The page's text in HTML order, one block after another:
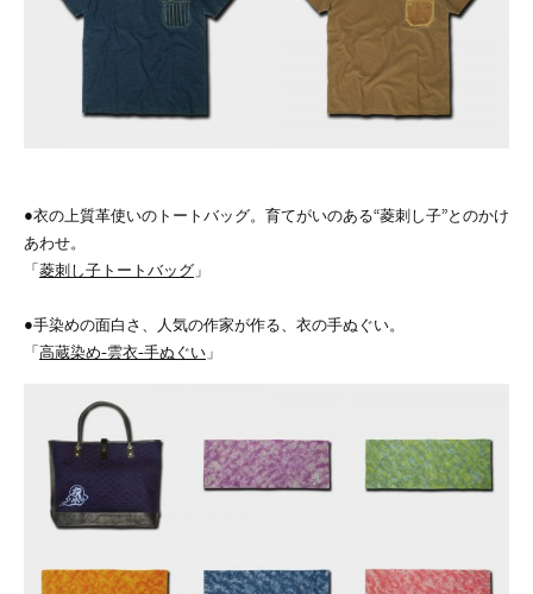
●衣の上質革使いのトートバッグ。育てがいのある“菱刺し子”とのかけ
あわせ。
「菱刺し子トートバッグ 」
●手染めの面白さ、人気の作家が作る、衣の手ぬぐい。
「高蔵染め-雲衣-手ぬぐい 」